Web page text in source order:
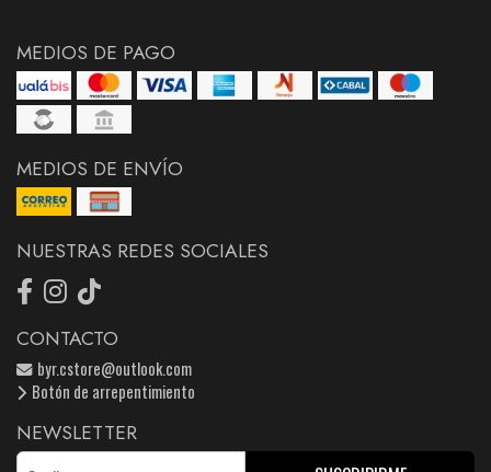
MEDIOS DE PAGO
MEDIOS DE ENVÍO
NUESTRAS REDES SOCIALES
CONTACTO
byr.cstore@outlook.com
Botón de arrepentimiento
NEWSLETTER